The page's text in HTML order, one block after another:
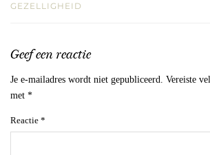
GEZELLIGHEID
Geef een reactie
Je e-mailadres wordt niet gepubliceerd. Vereiste
met *
Reactie *